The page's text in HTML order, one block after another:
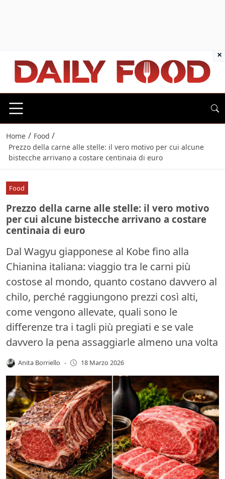
Home / Food /
Prezzo della carne alle stelle: il vero motivo per cui alcune
bistecche arrivano a costare centinaia di euro
Food
Prezzo della carne alle stelle: il vero motivo
per cui alcune bistecche arrivano a costare
centinaia di euro
Dal Wagyu giapponese al Kobe fino alla
Chianina italiana: viaggio tra le carni più
costose al mondo, quanto costano davvero al
chilo, perché raggiungono prezzi così alti,
come vengono allevate, quali sono le
differenze tra i tagli più pregiati e se vale
davvero la pena assaggiarle almeno una volta
Anita Borriello - 18 Marzo 2026
×